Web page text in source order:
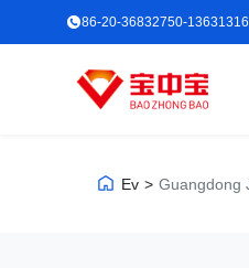
86-20-36832750-
Ev > Guangdong